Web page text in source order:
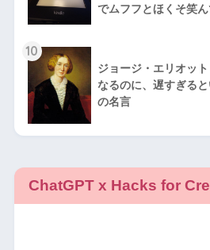
でムフフとほくそ笑
10
ジョージ・エリオッ
なるのに、遅すぎる
の名言
ChatGPT x Hacks for